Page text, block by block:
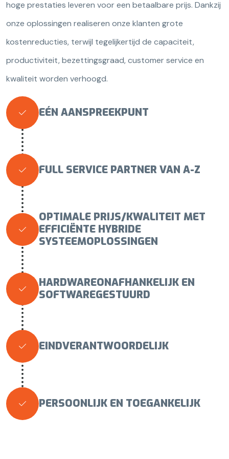
hoge prestaties leveren voor een betaalbare prijs. Dankzij
onze oplossingen realiseren onze klanten grote
kostenreducties, terwijl tegelijkertijd de capaciteit,
productiviteit, bezettingsgraad, customer service en
kwaliteit worden verhoogd.
 EÉN AANSPREEKPUNT
 FULL SERVICE PARTNER VAN A-Z

OPTIMALE PRIJS/KWALITEIT MET
EFFICIËNTE HYBRIDE
SYSTEEMOPLOSSINGEN

HARDWAREONAFHANKELIJK EN
SOFTWAREGESTUURD
 EINDVERANTWOORDELIJK
 PERSOONLIJK EN TOEGANKELIJK